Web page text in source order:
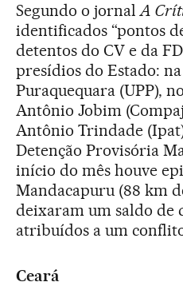
Segundo o jornalA
identificados “pontos
detentos do CV e da
presídios do Estado:
Puraquequara (UPP),
Antônio Jobim
Antônio Trindade
Detenção Provisória
início do mês houve
Mandacapuru (88 km
deixaram um saldo de
atribuídos a um
Ceará